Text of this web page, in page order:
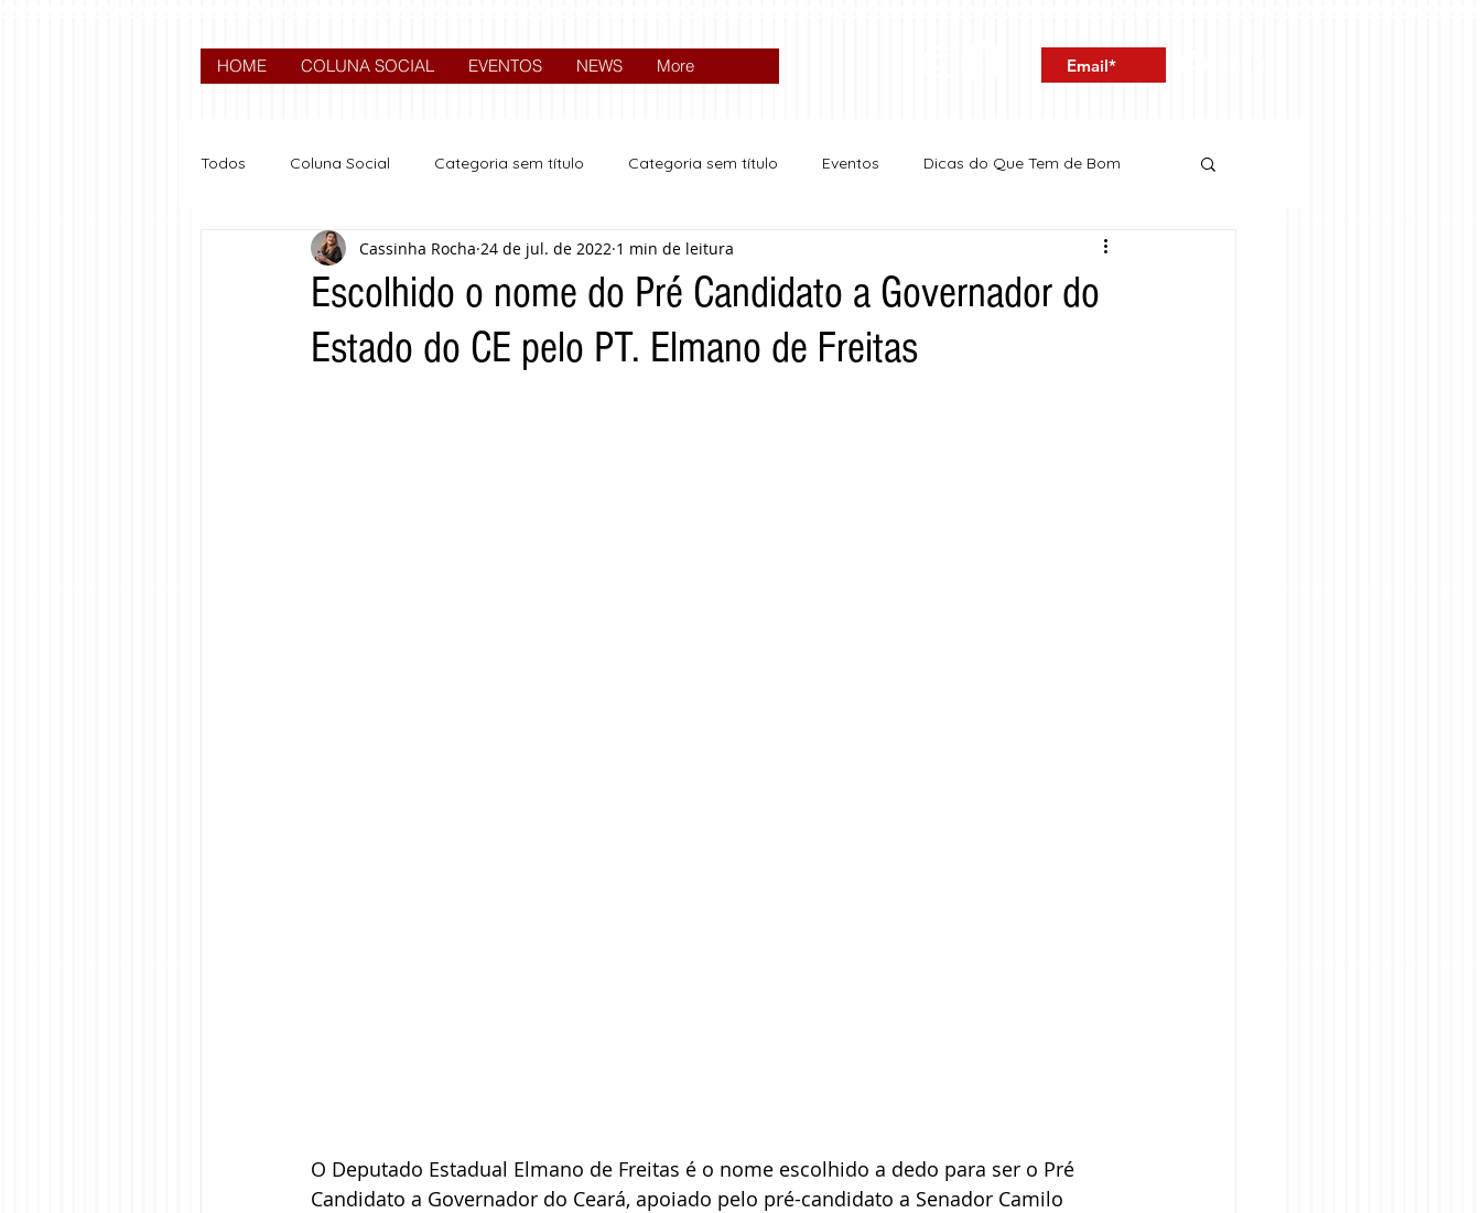
HOME COLUNA SOCIAL EVENTOS NEWS More
Todos Coluna Social Categoria sem título Categoria sem título Eventos Dicas do Que Tem de Bom
Nova categoria Expocrato 2024 Política
Escolhido o nome do Pré Candidato a Governador do
Estado do CE pelo PT. Elmano de Freitas
Cassinha Rocha 24 de jul. de 2022 1 min de leitura
O Deputado Estadual Elmano de Freitas é o nome escolhido a dedo para ser o Pré
Candidato a Governador do Ceará, apoiado pelo pré-candidato a Senador Camilo